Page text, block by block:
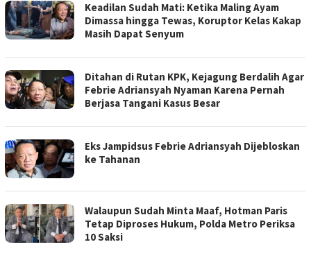
Keadilan Sudah Mati: Ketika Maling Ayam
Dimassa hingga Tewas, Koruptor Kelas Kakap
Masih Dapat Senyum
Ditahan di Rutan KPK, Kejagung Berdalih Agar
Febrie Adriansyah Nyaman Karena Pernah
Berjasa Tangani Kasus Besar
Eks Jampidsus Febrie Adriansyah Dijebloskan
ke Tahanan
Walaupun Sudah Minta Maaf, Hotman Paris
Tetap Diproses Hukum, Polda Metro Periksa
10 Saksi